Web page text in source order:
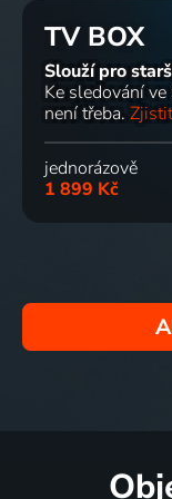
TV BOX
Slouží pro
Ke sledování
není třeba.
jednorázově
1 899 Kč